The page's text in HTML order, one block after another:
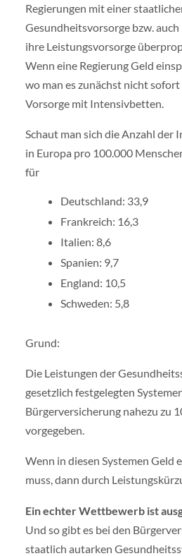
Regierungen mit einer
Gesundheitsvorsorge bzw.
ihre Leistungsvorsorge
Wenn eine Regierung Geld
wo man es zunächst nicht sofort
Vorsorge mit Intensivbetten.
Schaut man sich die Anzahl der
in Europa pro 100.000
für
Deutschland: 33,9
Frankreich: 16,3
Italien: 8,6
Spanien: 9,7
England: 10,5
Schweden: 5,8
Grund:
Die Leistungen der
gesetzlich festgelegten
Bürgerversicherung nahezu zu
vorgegeben.
Wenn in diesen Systemen Geld
muss, dann durch
Ein echter Wettbewerb ist
Und so gibt es bei den
staatlich autarken